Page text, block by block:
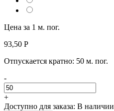
Цена за 1 м. пог.
93,50 Р
Отпускается кратно: 50 м. пог.
-
+
Доступно для заказа: В наличии